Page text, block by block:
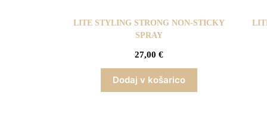
LITE STYLING STRONG NON-STICKY
SPRAY
27,00 €
Dodaj v košarico